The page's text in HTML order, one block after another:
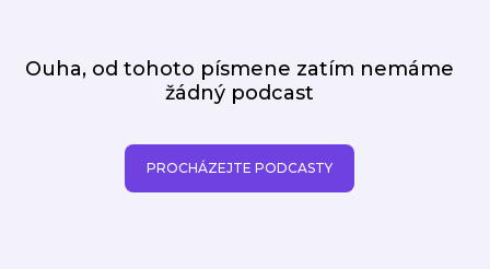
Ouha, od tohoto písmene zatím nemáme
žádný podcast
PROCHÁZEJTE PODCASTY